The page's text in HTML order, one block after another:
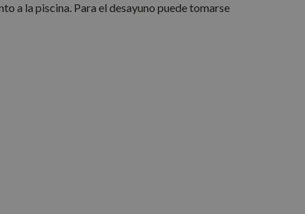
a la piscina. Para el desayuno puede tomarse